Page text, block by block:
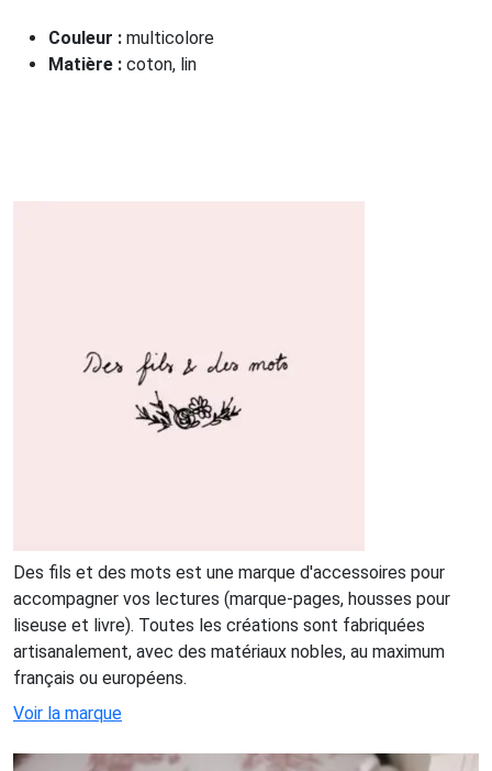
Couleur : multicolore
Matière : coton, lin
Des fils et des mots est une marque d'accessoires pour
accompagner vos lectures (marque-pages, housses pour
liseuse et livre). Toutes les créations sont fabriquées
artisanalement, avec des matériaux nobles, au maximum
français ou européens.
Voir la marque